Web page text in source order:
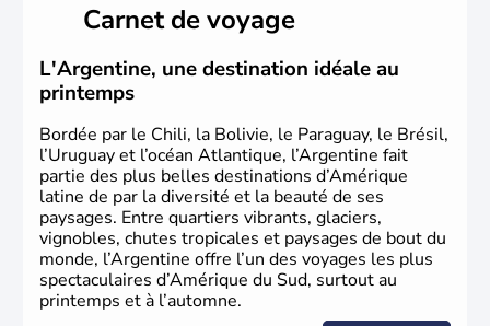
Carnet de voyage
L'Argentine, une destination idéale au
printemps
Bordée par le Chili, la Bolivie, le Paraguay, le Brésil,
l’Uruguay et l’océan Atlantique, l’Argentine fait
partie des plus belles destinations d’Amérique
latine de par la diversité et la beauté de ses
paysages. Entre quartiers vibrants, glaciers,
vignobles, chutes tropicales et paysages de bout du
monde, l’Argentine offre l’un des voyages les plus
spectaculaires d’Amérique du Sud, surtout au
printemps et à l’automne.